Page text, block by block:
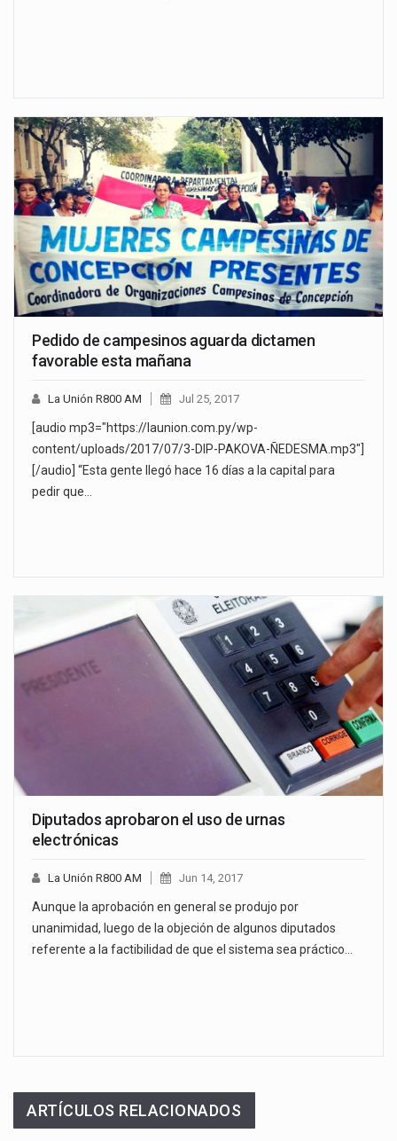
Pedido de campesinos aguarda dictamen
favorable esta mañana
La Unión R800 AM Jul 25, 2017
[audio mp3="https://launion.com.py/wp-
content/uploads/2017/07/3-DIP-PAKOVA-ÑEDESMA.mp3"]
[/audio] “Esta gente llegó hace 16 días a la capital para
pedir que…
Diputados aprobaron el uso de urnas
electrónicas
La Unión R800 AM Jun 14, 2017
Aunque la aprobación en general se produjo por
unanimidad, luego de la objeción de algunos diputados
referente a la factibilidad de que el sistema sea práctico…
ARTÍCULOS RELACIONADOS